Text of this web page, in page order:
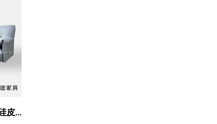
A95-705 安東尼二代有機硅皮沙發